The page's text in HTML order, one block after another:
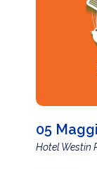
05
Hotel Westin